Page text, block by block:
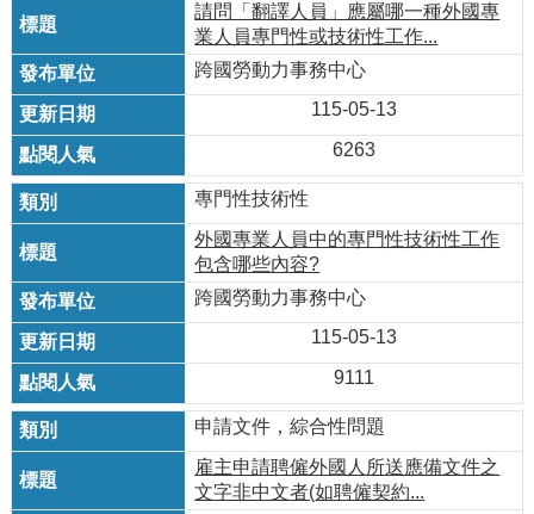
請問「翻譯人員」應屬哪一種外國專
業人員專門性或技術性工作...
跨國勞動力事務中心
115-05-13
6263
專門性技術性
外國專業人員中的專門性技術性工作
包含哪些內容?
跨國勞動力事務中心
115-05-13
9111
申請文件，綜合性問題
雇主申請聘僱外國人所送應備文件之
文字非中文者(如聘僱契約...